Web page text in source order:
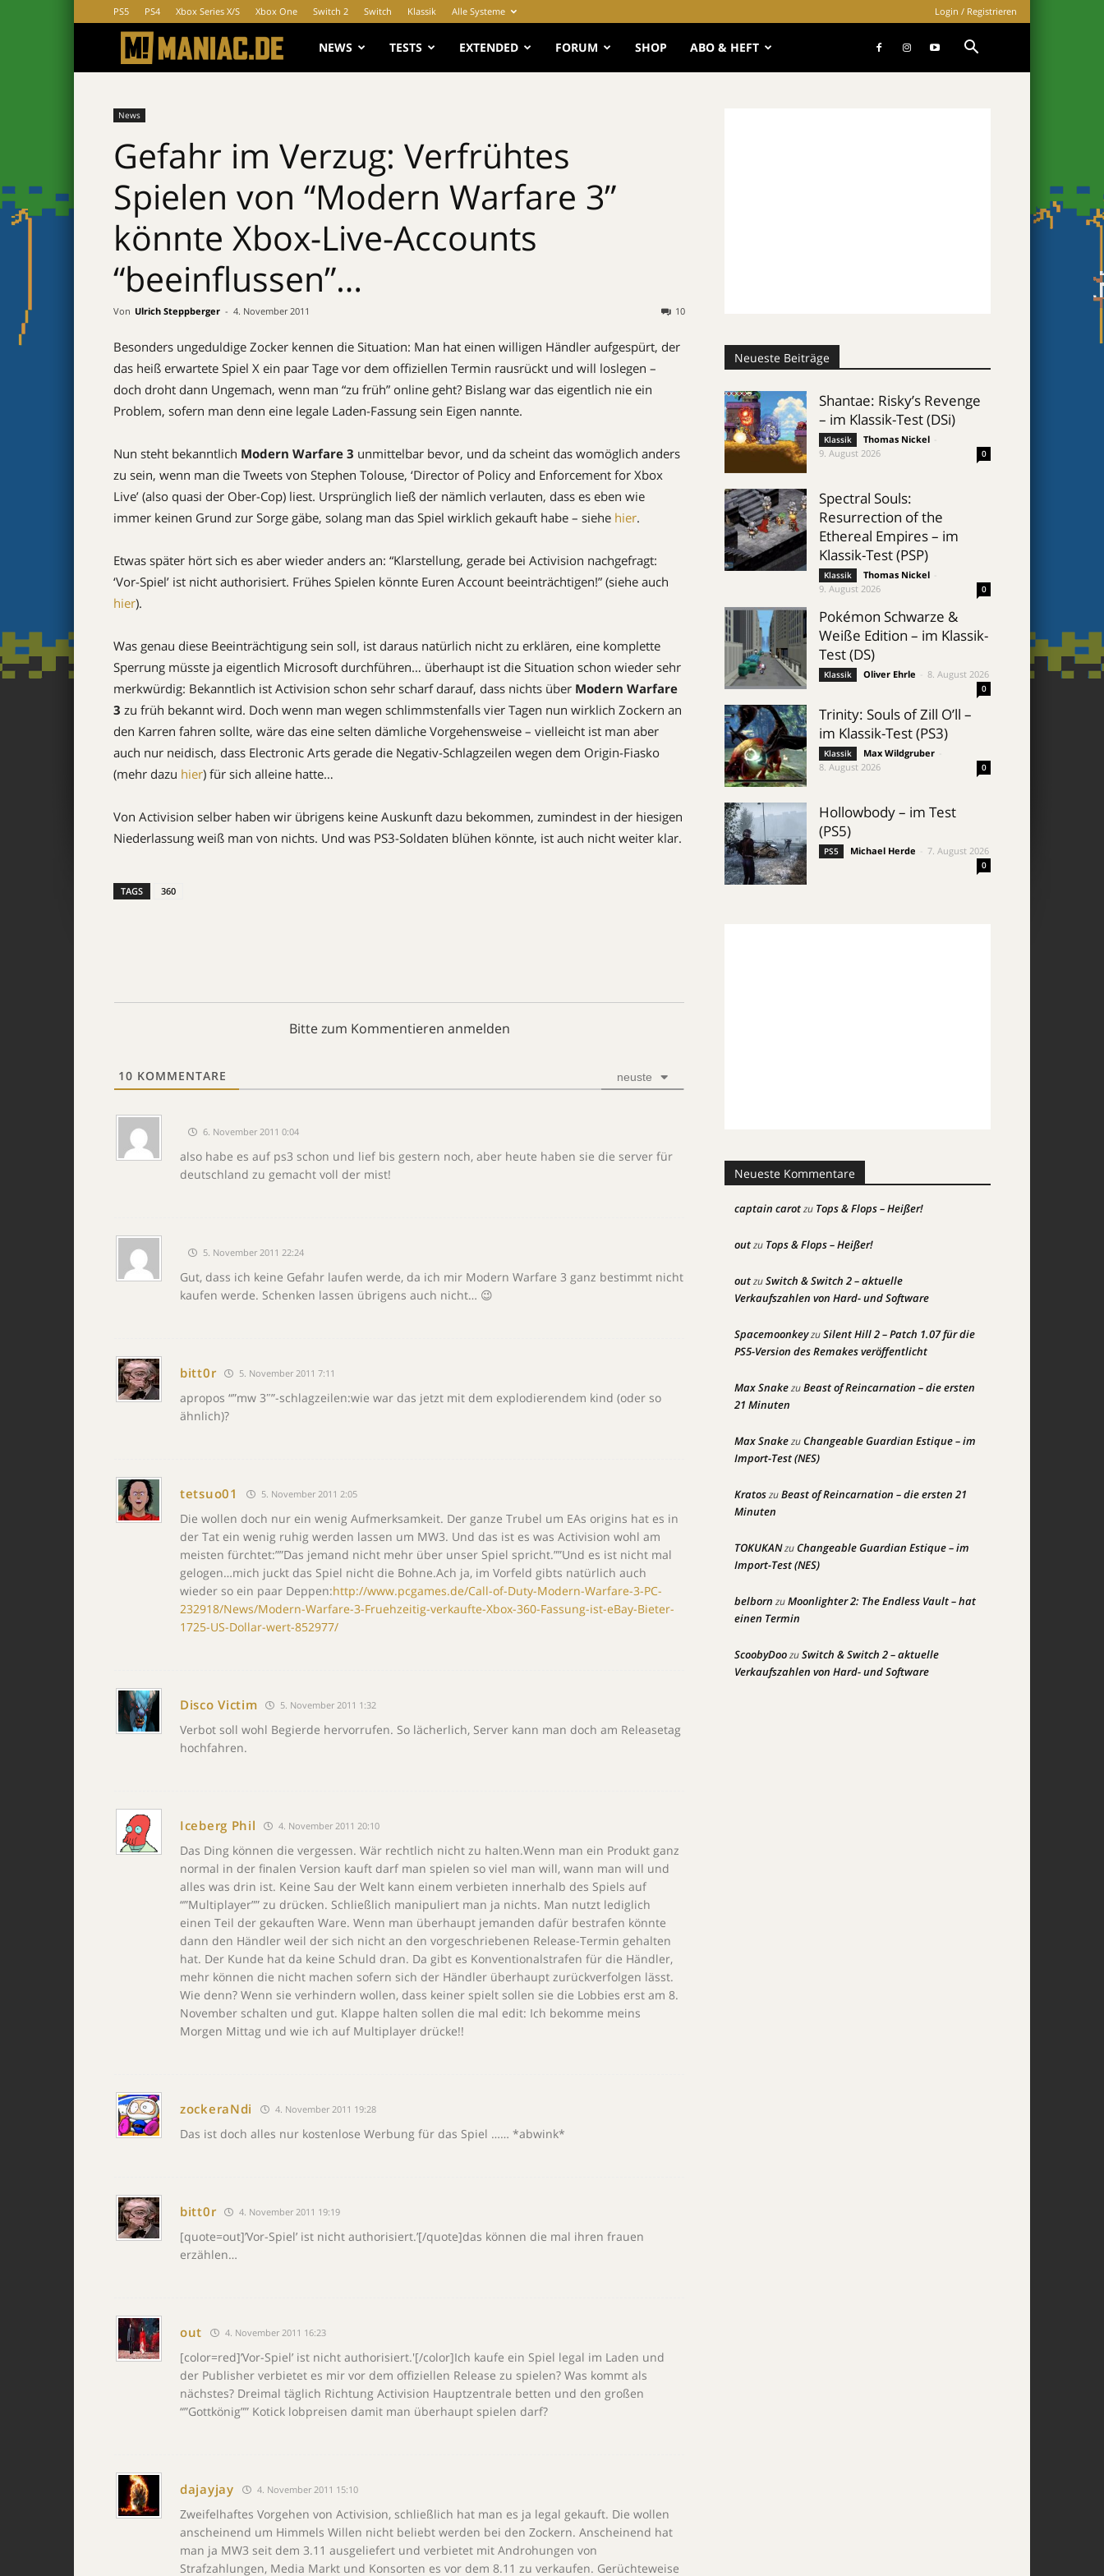
PS5 PS4 Xbox Series X/S Xbox One Switch 2 Switch Klassik Alle Systeme Login / Registrieren
MANIAC.de
NEWS TESTS EXTENDED FORUM SHOP ABO & HEFT
News
Gefahr im Verzug: Verfrühtes
Spielen von “Modern Warfare 3”
könnte Xbox-Live-Accounts
“beeinflussen”…
Von Ulrich Steppberger - 4. November 2011 10
Besonders ungeduldige Zocker kennen die Situation: Man hat einen willigen Händler aufgespürt, der
das heiß erwartete Spiel X ein paar Tage vor dem offiziellen Termin rausrückt und will loslegen –
doch droht dann Ungemach, wenn man “zu früh” online geht? Bislang war das eigentlich nie ein
Problem, sofern man denn eine legale Laden-Fassung sein Eigen nannte.
Nun steht bekanntlich Modern Warfare 3 unmittelbar bevor, und da scheint das womöglich anders
zu sein, wenn man die Tweets von Stephen Tolouse, ‘Director of Policy and Enforcement for Xbox
Live’ (also quasi der Ober-Cop) liest. Ursprünglich ließ der nämlich verlauten, dass es eben wie
immer keinen Grund zur Sorge gäbe, solang man das Spiel wirklich gekauft habe – siehe hier.
Etwas später hört sich es aber wieder anders an: “Klarstellung, gerade bei Activision nachgefragt:
‘Vor-Spiel’ ist nicht authorisiert. Frühes Spielen könnte Euren Account beeinträchtigen!” (siehe auch
hier).
Was genau diese Beeinträchtigung sein soll, ist daraus natürlich nicht zu erklären, eine komplette
Sperrung müsste ja eigentlich Microsoft durchführen… überhaupt ist die Situation schon wieder sehr
merkwürdig: Bekanntlich ist Activision schon sehr scharf darauf, dass nichts über Modern Warfare
3 zu früh bekannt wird. Doch wenn man wegen schlimmstenfalls vier Tagen nun wirklich Zockern an
den Karren fahren sollte, wäre das eine selten dämliche Vorgehensweise – vielleicht ist man aber
auch nur neidisch, dass Electronic Arts gerade die Negativ-Schlagzeilen wegen dem Origin-Fiasko
(mehr dazu hier) für sich alleine hatte…
Von Activision selber haben wir übrigens keine Auskunft dazu bekommen, zumindest in der hiesigen
Niederlassung weiß man von nichts. Und was PS3-Soldaten blühen könnte, ist auch nicht weiter klar.
TAGS 360
Bitte zum Kommentieren anmelden
10 KOMMENTARE neuste
6. November 2011 0:04
also habe es auf ps3 schon und lief bis gestern noch, aber heute haben sie die server für
deutschland zu gemacht voll der mist!
5. November 2011 22:24
Gut, dass ich keine Gefahr laufen werde, da ich mir Modern Warfare 3 ganz bestimmt nicht
kaufen werde. Schenken lassen übrigens auch nicht… 😉
bitt0r 5. November 2011 7:11
apropos “”mw 3″”-schlagzeilen:wie war das jetzt mit dem explodierendem kind (oder so
ähnlich)?
tetsuo01 5. November 2011 2:05
Die wollen doch nur ein wenig Aufmerksamkeit. Der ganze Trubel um EAs origins hat es in
der Tat ein wenig ruhig werden lassen um MW3. Und das ist es was Activision wohl am
meisten fürchtet:””Das jemand nicht mehr über unser Spiel spricht.””Und es ist nicht mal
gelogen…mich juckt das Spiel nicht die Bohne.Ach ja, im Vorfeld gibts natürlich auch
wieder so ein paar Deppen:http://www.pcgames.de/Call-of-Duty-Modern-Warfare-3-PC-
232918/News/Modern-Warfare-3-Fruehzeitig-verkaufte-Xbox-360-Fassung-ist-eBay-Bieter-
1725-US-Dollar-wert-852977/
Disco Victim 5. November 2011 1:32
Verbot soll wohl Begierde hervorrufen. So lächerlich, Server kann man doch am Releasetag
hochfahren.
Iceberg Phil 4. November 2011 20:10
Das Ding können die vergessen. Wär rechtlich nicht zu halten.Wenn man ein Produkt ganz
normal in der finalen Version kauft darf man spielen so viel man will, wann man will und
alles was drin ist. Keine Sau der Welt kann einem verbieten innerhalb des Spiels auf
“”Multiplayer”” zu drücken. Schließlich manipuliert man ja nichts. Man nutzt lediglich
einen Teil der gekauften Ware. Wenn man überhaupt jemanden dafür bestrafen könnte
dann den Händler weil der sich nicht an den vorgeschriebenen Release-Termin gehalten
hat. Der Kunde hat da keine Schuld dran. Da gibt es Konventionalstrafen für die Händler,
mehr können die nicht machen sofern sich der Händler überhaupt zurückverfolgen lässt.
Wie denn? Wenn sie verhindern wollen, dass keiner spielt sollen sie die Lobbies erst am 8.
November schalten und gut. Klappe halten sollen die mal edit: Ich bekomme meins
Morgen Mittag und wie ich auf Multiplayer drücke!!
zockeraNdi 4. November 2011 19:28
Das ist doch alles nur kostenlose Werbung für das Spiel …… *abwink*
bitt0r 4. November 2011 19:19
[quote=out]’Vor-Spiel’ ist nicht authorisiert.’[/quote]das können die mal ihren frauen
erzählen…
out 4. November 2011 16:23
[color=red]’Vor-Spiel’ ist nicht authorisiert.'[/color]Ich kaufe ein Spiel legal im Laden und
der Publisher verbietet es mir vor dem offiziellen Release zu spielen? Was kommt als
nächstes? Dreimal täglich Richtung Activision Hauptzentrale betten und den großen
“”Gottkönig”” Kotick lobpreisen damit man überhaupt spielen darf?
dajayjay 4. November 2011 15:10
Zweifelhaftes Vorgehen von Activision, schließlich hat man es ja legal gekauft. Die wollen
anscheinend um Himmels Willen nicht beliebt werden bei den Zockern. Anscheinend hat
man ja MW3 seit dem 3.11 ausgeliefert und verbietet mit Androhungen von
Strafzahlungen, Media Markt und Konsorten es vor dem 8.11 zu verkaufen. Gerüchteweise
Neueste Beiträge
Shantae: Risky’s Revenge
– im Klassik-Test (DSi)
Klassik Thomas Nickel
9. August 2026
0
Spectral Souls:
Resurrection of the
Ethereal Empires – im
Klassik-Test (PSP)
Klassik Thomas Nickel
9. August 2026
0
Pokémon Schwarze &
Weiße Edition – im Klassik-
Test (DS)
Klassik Oliver Ehrle 8. August 2026
0
Trinity: Souls of Zill O’ll –
im Klassik-Test (PS3)
Klassik Max Wildgruber
8. August 2026
0
Hollowbody – im Test
(PS5)
PS5 Michael Herde 7. August 2026
0
Neueste Kommentare
captain carotzu Tops & Flops – Heißer!
outzu Tops & Flops – Heißer!
outzuSwitch & Switch 2 – aktuelle
Verkaufszahlen von Hard- und Software
SpacemoonkeyzuSilent Hill 2 – Patch 1.07 für die
PS5-Version des Remakes veröffentlicht
Max SnakezuBeast of Reincarnation – die ersten
21 Minuten
Max SnakezuChangeable Guardian Estique – im
Import-Test (NES)
KratoszuBeast of Reincarnation – die ersten 21
Minuten
TOKUKANzuChangeable Guardian Estique – im
Import-Test (NES)
belborn zuMoonlighter 2: The Endless Vault – hat
einen Termin
ScoobyDoozuSwitch & Switch 2 – aktuelle
Verkaufszahlen von Hard- und Software